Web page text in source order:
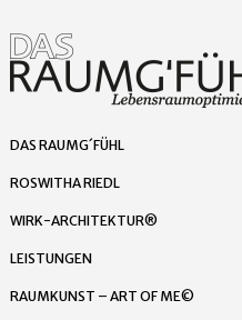
DAS RAUMG´FÜHL
ROSWITHA RIEDL
WIRK-ARCHITEKTUR®
LEISTUNGEN
RAUMKUNST – ART OF ME©